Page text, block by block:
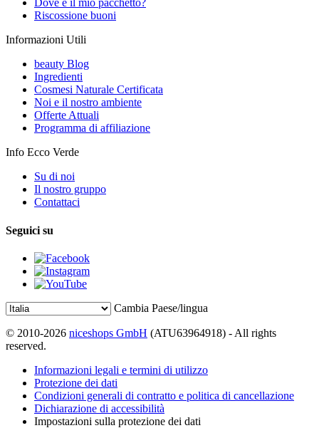
Dove è il mio pacchetto?
Riscossione buoni
Informazioni Utili
beauty Blog
Ingredienti
Cosmesi Naturale Certificata
Noi e il nostro ambiente
Offerte Attuali
Programma di affiliazione
Info Ecco Verde
Su di noi
Il nostro gruppo
Contattaci
Seguici su
Cambia Paese/lingua
© 2010-2026 niceshops GmbH (ATU63964918) - All rights
reserved.
Informazioni legali e termini di utilizzo
Protezione dei dati
Condizioni generali di contratto e politica di cancellazione
Dichiarazione di accessibilità
Impostazioni sulla protezione dei dati